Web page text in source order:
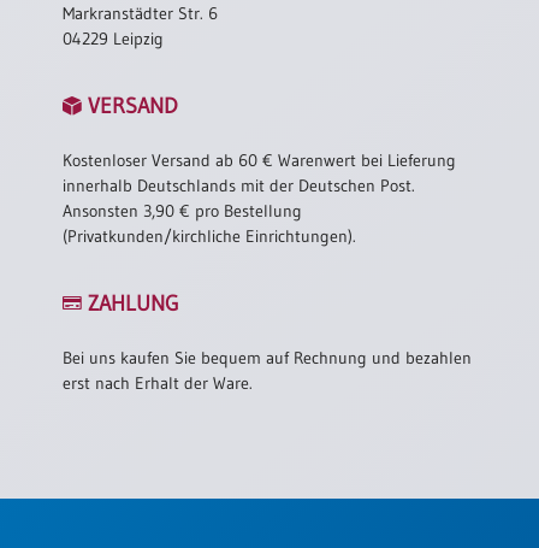
Markranstädter Str. 6
04229 Leipzig
VERSAND
Kostenloser Versand ab 60 € Warenwert bei Lieferung
innerhalb Deutschlands mit der Deutschen Post.
Ansonsten 3,90 € pro Bestellung
(Privatkunden/kirchliche Einrichtungen).
ZAHLUNG
Bei uns kaufen Sie bequem auf Rechnung und bezahlen
erst nach Erhalt der Ware.